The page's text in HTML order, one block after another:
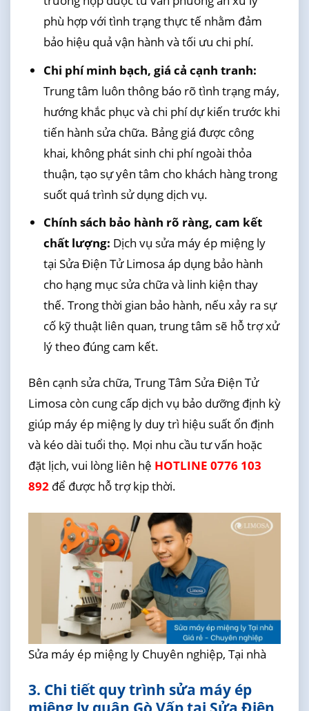
phù hợp với tình trạng thực tế nhằm đảm
bảo hiệu quả vận hành và tối ưu chi phí.
Chi phí minh bạch, giá cả cạnh tranh:
Trung tâm luôn thông báo rõ tình trạng máy,
hướng khắc phục và chi phí dự kiến trước khi
tiến hành sửa chữa. Bảng giá được công
khai, không phát sinh chi phí ngoài thỏa
thuận, tạo sự yên tâm cho khách hàng trong
suốt quá trình sử dụng dịch vụ.
Chính sách bảo hành rõ ràng, cam kết
chất lượng: Dịch vụ sửa máy ép miệng ly
tại Sửa Điện Tử Limosa áp dụng bảo hành
cho hạng mục sửa chữa và linh kiện thay
thế. Trong thời gian bảo hành, nếu xảy ra sự
cố kỹ thuật liên quan, trung tâm sẽ hỗ trợ xử
lý theo đúng cam kết.
Bên cạnh sửa chữa, Trung Tâm Sửa Điện Tử
Limosa còn cung cấp dịch vụ bảo dưỡng định kỳ
giúp máy ép miệng ly duy trì hiệu suất ổn định
và kéo dài tuổi thọ. Mọi nhu cầu tư vấn hoặc
đặt lịch, vui lòng liên hệ HOTLINE 0776 103
892để được hỗ trợ kịp thời.
Sửa máy ép miệng ly Chuyên nghiệp, Tại nhà
3. Chi tiết quy trình sửa máy ép